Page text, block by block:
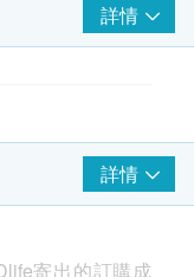
詳情
身份證/護照/回鄉
清單。
詳情
寄出的訂購成